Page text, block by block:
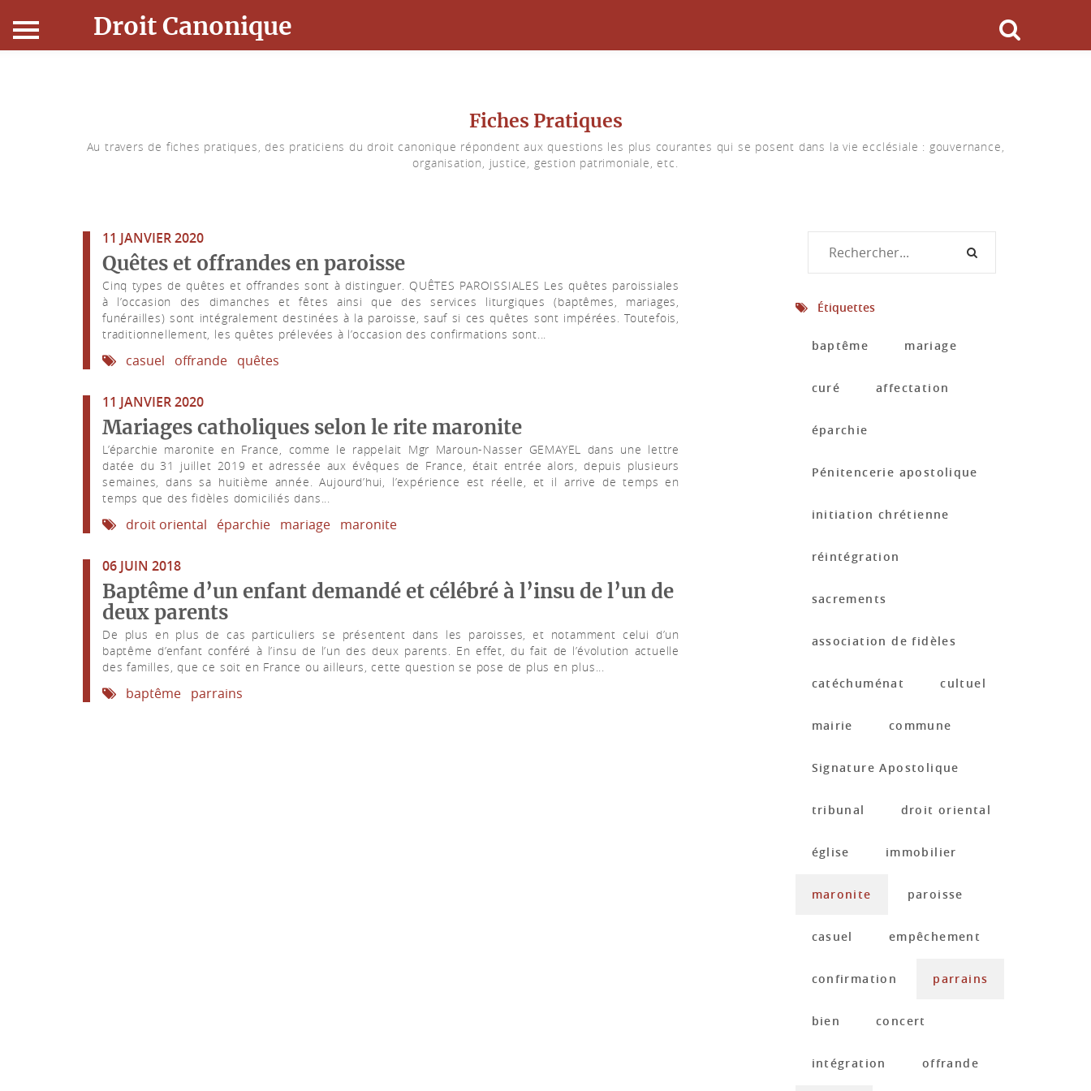
Droit Canonique
Fiches Pratiques
Au travers de fiches pratiques, des praticiens du droit canonique répondent aux questions les plus courantes qui se posent dans la vie ecclésiale : gouvernance,
organisation, justice, gestion patrimoniale, etc.
11 JANVIER 2020
Quêtes et offrandes en paroisse
Cinq types de quêtes et offrandes sont à distinguer. QUÊTES PAROISSIALES Les quêtes paroissiales
à l’occasion des dimanches et fêtes ainsi que des services liturgiques (baptêmes, mariages,
funérailles) sont intégralement destinées à la paroisse, sauf si ces quêtes sont impérées. Toutefois,
traditionnellement, les quêtes prélevées à l’occasion des confirmations sont...
casuel offrande quêtes
11 JANVIER 2020
Mariages catholiques selon le rite maronite
L’éparchie maronite en France, comme le rappelait Mgr Maroun-Nasser GEMAYEL dans une lettre
datée du 31 juillet 2019 et adressée aux évêques de France, était entrée alors, depuis plusieurs
semaines, dans sa huitième année. Aujourd’hui, l’expérience est réelle, et il arrive de temps en
temps que des fidèles domiciliés dans...
droit oriental éparchie mariage maronite
06 JUIN 2018
Baptême d’un enfant demandé et célébré à l’insu de l’un de
deux parents
De plus en plus de cas particuliers se présentent dans les paroisses, et notamment celui d’un
baptême d’enfant conféré à l’insu de l’un des deux parents. En effet, du fait de l’évolution actuelle
des familles, que ce soit en France ou ailleurs, cette question se pose de plus en plus...
baptême parrains
Étiquettes
baptême mariage
curé affectation
éparchie
Pénitencerie apostolique
initiation chrétienne
réintégration
sacrements
association de fidèles
catéchuménat cultuel
mairie commune
Signature Apostolique
tribunal droit oriental
église immobilier
maronite paroisse
casuel empêchement
confirmation parrains
bien concert
intégration offrande